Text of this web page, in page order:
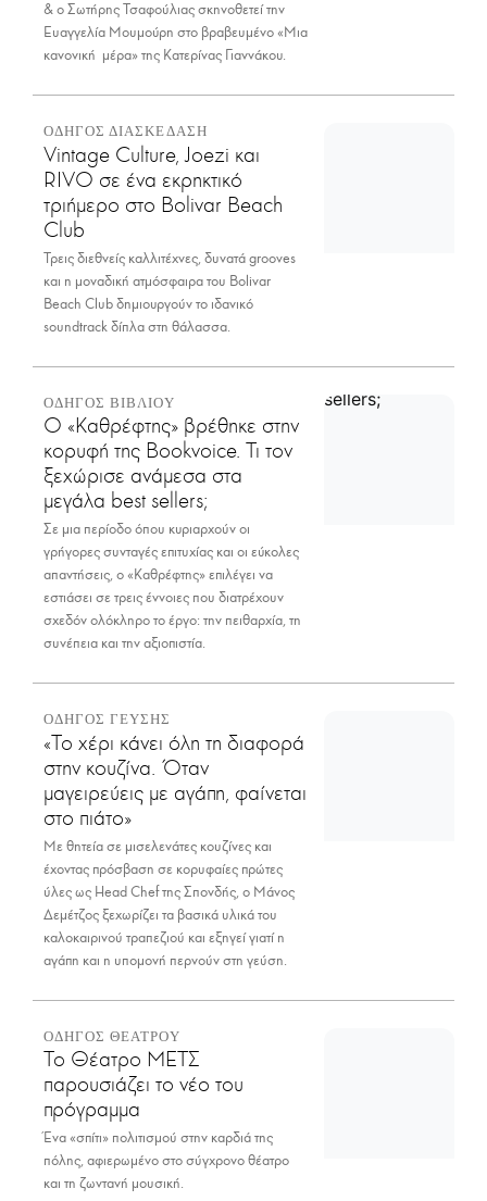
& ο Σωτήρης Τσαφούλιας σκηνοθετεί την
Ευαγγελία Μουμούρη στο βραβευμένο «Μια
κανονική μέρα» της Κατερίνας Γιαννάκου.
ΟΔΗΓΟΣ ΔΙΑΣΚΕΔΑΣΗ
Vintage Culture, Joezi και
RIVO σε ένα εκρηκτικό
τριήμερο στο Bolivar Beach
Club
Τρεις διεθνείς καλλιτέχνες, δυνατά grooves
και η μοναδική ατμόσφαιρα του Bolivar
Beach Club δημιουργούν το ιδανικό
soundtrack δίπλα στη θάλασσα.
ΟΔΗΓΟΣ ΒΙΒΛΙΟΥ
Ο «Καθρέφτης» βρέθηκε στην
κορυφή της Bookvoice. Τι τον
ξεχώρισε ανάμεσα στα
μεγάλα best sellers;
Σε μια περίοδο όπου κυριαρχούν οι
γρήγορες συνταγές επιτυχίας και οι εύκολες
απαντήσεις, ο «Καθρέφτης» επιλέγει να
εστιάσει σε τρεις έννοιες που διατρέχουν
σχεδόν ολόκληρο το έργο: την πειθαρχία, τη
συνέπεια και την αξιοπιστία.
ΟΔΗΓΟΣ ΓΕΥΣΗΣ
«Το χέρι κάνει όλη τη διαφορά
στην κουζίνα. Όταν
μαγειρεύεις με αγάπη, φαίνεται
στο πιάτο»
Με θητεία σε μισελενάτες κουζίνες και
έχοντας πρόσβαση σε κορυφαίες πρώτες
ύλες ως Head Chef της Σπονδής, ο Μάνος
Δεμέτζος ξεχωρίζει τα βασικά υλικά του
καλοκαιρινού τραπεζιού και εξηγεί γιατί η
αγάπη και η υπομονή περνούν στη γεύση.
ΟΔΗΓΟΣ ΘΕΑΤΡΟΥ
Το Θέατρο ΜΕΤΣ
παρουσιάζει το νέο του
πρόγραμμα
Ένα «σπίτι» πολιτισμού στην καρδιά της
πόλης, αφιερωμένο στο σύγχρονο θέατρο
και τη ζωντανή μουσική.